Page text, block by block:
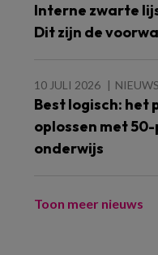
Interne zwarte
Dit zijn de
10 JULI 2026 NIEUWS
Best logisch: het
oplossen met
onderwijs
Toon meer nieuws